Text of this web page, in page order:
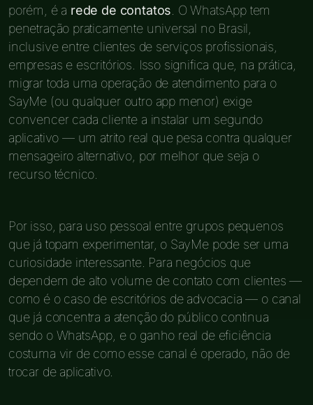
porém, é a rede de contatos . O WhatsApp tem
penetração praticamente universal no Brasil,
inclusive entre clientes de serviços profissionais,
empresas e escritórios. Isso significa que, na prática,
migrar toda uma operação de atendimento para o
SayMe (ou qualquer outro app menor) exige
convencer cada cliente a instalar um segundo
aplicativo — um atrito real que pesa contra qualquer
mensageiro alternativo, por melhor que seja o
recurso técnico.
Por isso, para uso pessoal entre grupos pequenos
que já topam experimentar, o SayMe pode ser uma
curiosidade interessante. Para negócios que
dependem de alto volume de contato com clientes —
como é o caso de escritórios de advocacia — o canal
que já concentra a atenção do público continua
sendo o WhatsApp, e o ganho real de eficiência
costuma vir de como esse canal é operado, não de
trocar de aplicativo.